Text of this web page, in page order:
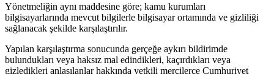
Yönetmeliğin aynı maddesine göre; kamu kurumları
bilgisayarlarında mevcut bilgilerle bilgisayar ortamında ve gizliliği
sağlanacak şekilde karşılaştırılır.
Yapılan karşılaştırma sonucunda gerçeğe aykırı bildirimde
bulundukları veya haksız mal edindikleri, kaçırdıkları veya
gizledikleri anlaşılanlar hakkında yetkili mercilerce Cumhuriyet